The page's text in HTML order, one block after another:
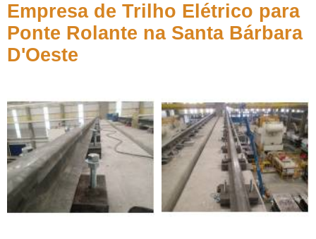
Empresa de Trilho Elétrico para
Ponte Rolante na Santa Bárbara
D'Oeste